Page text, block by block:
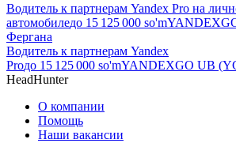
Водитель к партнерам Yandex Pro на
автомобиледо 15 125 000 so'm
Фергана
Водитель к партнерам Yandex
Proдо 15 125 000 so'mYANDEXGO UB
HeadHunter
О компании
Помощь
Наши вакансии